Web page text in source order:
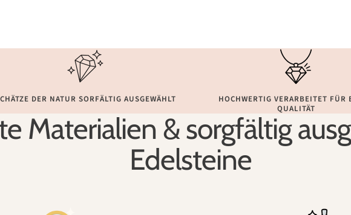
DER NATUR SORFÄLTIG AUSGEWÄHLT
HOCHWERTIG VERARBEITET FÜR
QUALITÄT
Materialien & sorgfältig
Edelsteine